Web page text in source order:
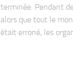
terminée. Pendant
alors que tout le
était erroné, les